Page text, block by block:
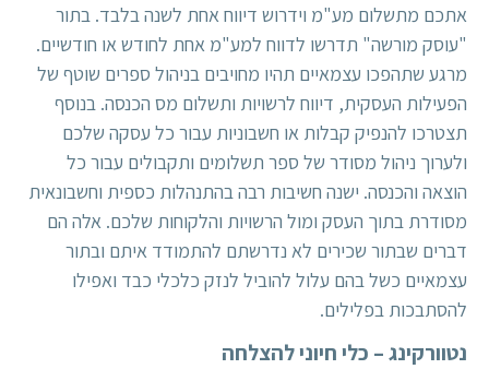
אתכם מתשלום מע"מ וידרוש דיווח אחת לשנה בלבד. בתור
"עוסק מורשה" תדרשו לדווח למע"מ אחת לחודש או חודשיים.
מרגע שתהפכו עצמאיים תהיו מחויבים בניהול ספרים שוטף של
הפעילות העסקית, דיווח לרשויות ותשלום מס הכנסה. בנוסף
תצטרכו להנפיק קבלות או חשבוניות עבור כל עסקה שלכם
ולערוך ניהול מסודר של ספר תשלומים ותקבולים עבור כל
הוצאה והכנסה. ישנה חשיבות רבה בהתנהלות כספית וחשבונאית
מסודרת בתוך העסק ומול הרשויות והלקוחות שלכם. אלה הם
דברים שבתור שכירים לא נדרשתם להתמודד איתם ובתור
עצמאיים כשל בהם עלול להוביל לנזק כלכלי כבד ואפילו
להסתבכות בפלילים.
נטוורקינג – כלי חיוני להצלחה